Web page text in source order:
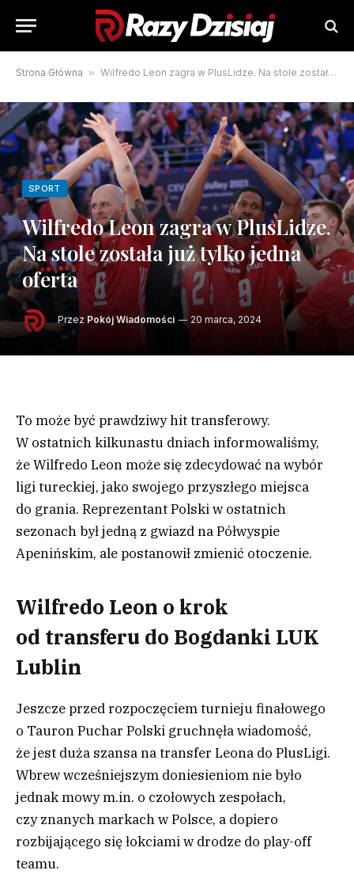
Strona Główna » Wilfredo Leon zagra w PlusLidze. Na stole została już tylko jedna oferta
SPORT
Wilfredo Leon zagra w PlusLidze.
Na stole została już tylko jedna
oferta
Przez Pokój Wiadomości 20 marca, 2024
To może być prawdziwy hit transferowy.
W ostatnich kilkunastu dniach informowaliśmy,
że Wilfredo Leon może się zdecydować na wybór
ligi tureckiej, jako swojego przyszłego miejsca
do grania. Reprezentant Polski w ostatnich
sezonach był jedną z gwiazd na Półwyspie
Apenińskim, ale postanowił zmienić otoczenie.
Wilfredo Leon o krok
od transferu do Bogdanki LUK
Lublin
Jeszcze przed rozpoczęciem turnieju finałowego
o Tauron Puchar Polski gruchnęła wiadomość,
że jest duża szansa na transfer Leona do PlusLigi.
Wbrew wcześniejszym doniesieniom nie było
jednak mowy m.in. o czołowych zespołach,
czy znanych markach w Polsce, a dopiero
rozbijającego się łokciami w drodze do play-off
teamu.